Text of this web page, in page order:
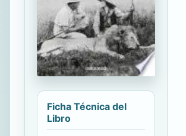
Ficha Técnica del
Libro